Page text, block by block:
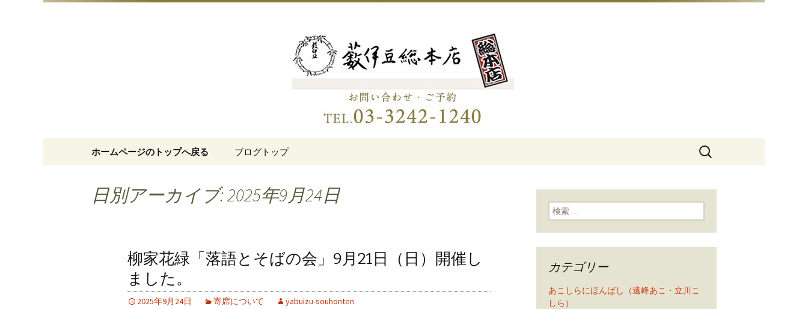
日本橋の老舗蕎麦屋「藪伊豆総本店」
コンテンツへ移動
ホームページのトップへ戻る ブログトップ
検
日別アーカイブ: 2025年9月24日
柳家花緑「落語とそばの会」9月21日（日）開催し
ました。
2025年9月24日 寄席について yabuizu-souhonten
検索:
カテゴリー
あこしらにほんばし（遠峰あこ・立川こ
しら）